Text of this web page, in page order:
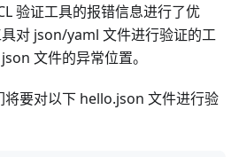
验证工具的报错信息进行了优
对 json/yaml 文件进行验证的工
文件的异常位置。
要对以下 hello.json 文件进行验